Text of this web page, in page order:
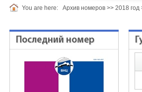
You are here: Архив номеров >> 2018 год
Последний номер